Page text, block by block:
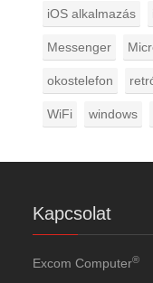
iOS alkalmazás
Messenger
okostelefon
WiFi windows
Kapcsolat
Excom Computer